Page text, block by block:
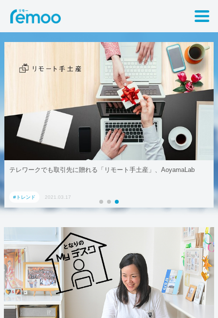
テレワークでも取引先に贈れる「リモート手土産」、AoyamaLab
#トレンド 2021.03.17